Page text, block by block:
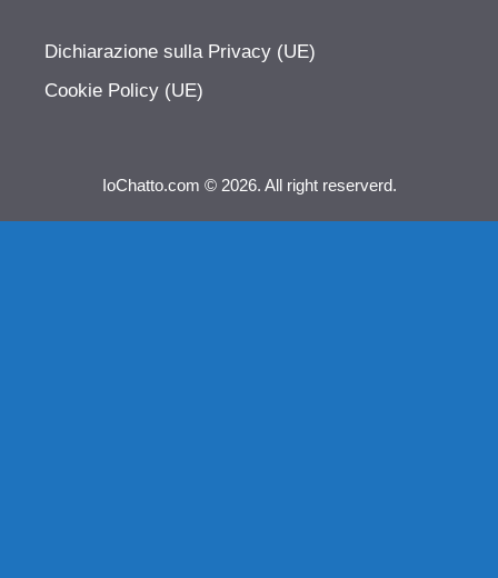
Dichiarazione sulla Privacy (UE)
Cookie Policy (UE)
IoChatto.com © 2026. All right reserverd.